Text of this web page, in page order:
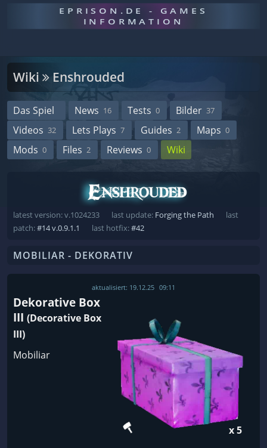
EPRISON.DE - GAMES
INFORMATION
Wiki Enshrouded
Das Spiel News 16 Tests 0 Bilder 37
Videos 32 Lets Plays 7 Guides 2 Maps 0
Mods 0 Files 2 Reviews 0 Wiki
latest version: v.1024233 last update: Forging the Path
last
patch:#14 v.0.9.1.1 last hotfix:#42
MOBILIAR - DEKORATIV
aktualisiert: 19.12.25 09:11
Dekorative Box
III (Decorative Box
III)
Mobiliar
x 5